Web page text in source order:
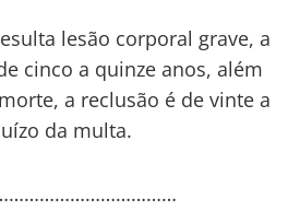
lesão corporal grave, a
cinco a quinze anos, além
a reclusão é de vinte a
da multa.